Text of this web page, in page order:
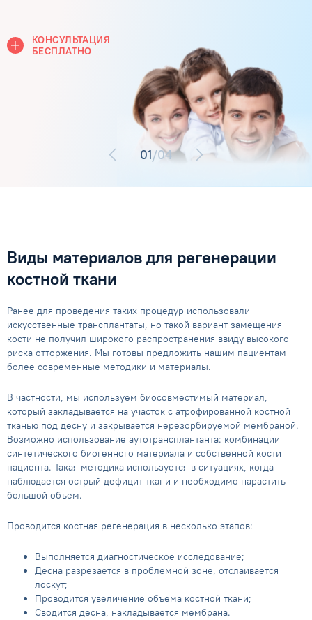
КОНСУЛЬТАЦИЯ
БЕСПЛАТНО
01/04
Виды материалов для регенерации
костной ткани
Ранее для проведения таких процедур использовали
искусственные трансплантаты, но такой вариант замещения
кости не получил широкого распространения ввиду высокого
риска отторжения. Мы готовы предложить нашим пациентам
более современные методики и материалы.
В частности, мы используем биосовместимый материал,
который закладывается на участок с атрофированной костной
тканью под десну и закрывается нерезорбируемой мембраной.
Возможно использование аутотрансплантанта: комбинации
синтетического биогенного материала и собственной кости
пациента. Такая методика используется в ситуациях, когда
наблюдается острый дефицит ткани и необходимо нарастить
большой объем.
Проводится костная регенерация в несколько этапов:
Выполняется диагностическое исследование;
Десна разрезается в проблемной зоне, отслаивается
лоскут;
Проводится увеличение объема костной ткани;
Сводится десна, накладывается мембрана.